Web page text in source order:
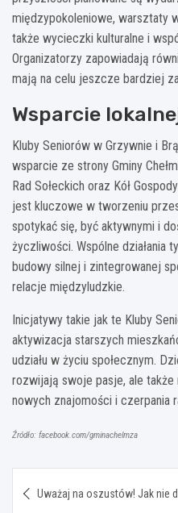
międzypokoleniowe, warsztaty
także wycieczki kulturalne i
Organizatorzy zapowiadają
mają na celu jeszcze bardziej
Wsparcie
Kluby Seniorów w Grzywnie i
wsparcie ze strony Gminy
Rad Sołeckich oraz Kół
jest kluczowe w tworzeniu
spotykać się, być aktywnymi i
życzliwości. Wspólne działania
budowy silnej i zintegrowanej
relacje międzyludzkie.
Inicjatywy takie jak te Kluby
aktywizacja starszych
udziału w życiu społecznym.
rozwijają swoje pasje, ale
nowych znajomości i czerpania
Źródło: facebook.com/gminachelmza
wpisu
Uważaj na oszustów! Jak nie